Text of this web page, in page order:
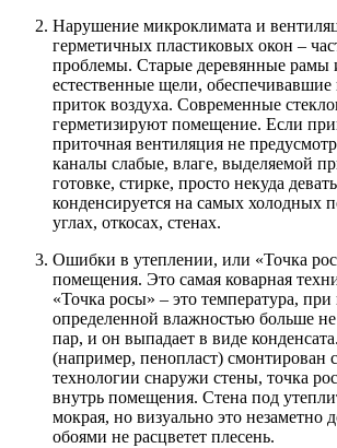
Нарушение микроклимата и
герметичных пластиковых окон –
проблемы. Старые деревянные рамы
естественные щели,
приток воздуха. Современные
герметизируют помещение. Если
приточная вентиляция не
каналы слабые, влаге, выделяемой
готовке, стирке, просто некуда
конденсируется на самых холодных
углах, откосах, стенах.
Ошибки в утеплении, или «Точка
помещения. Это самая коварная
«Точка росы» – это температура, при
определенной влажностью больше
пар, и он выпадает в виде
(например, пенопласт) смонтирован
технологии снаружи стены, точка
внутрь помещения. Стена под
мокрая, но визуально это незаметно
обоями не расцветет плесень.